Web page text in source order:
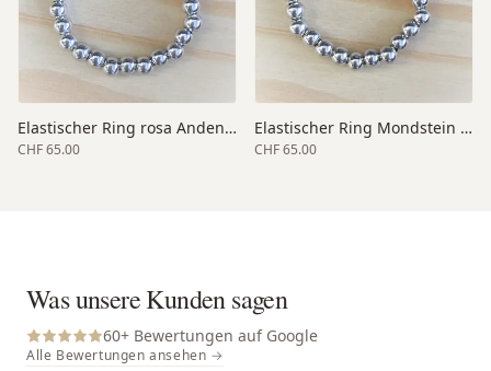
Elastischer Ring rosa Andenopal
CHF 65.00
Elastischer Ring Mondstein Regenbogen
CHF 65.00
Was unsere Kunden sagen
60+ Bewertungen auf Google
Alle Bewertungen ansehen →